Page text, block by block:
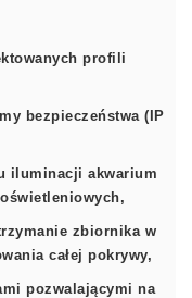
profili
bezpieczeństwa (IP
iluminacji akwarium
zbiornika w
całej pokrywy,
pozwalającymi na